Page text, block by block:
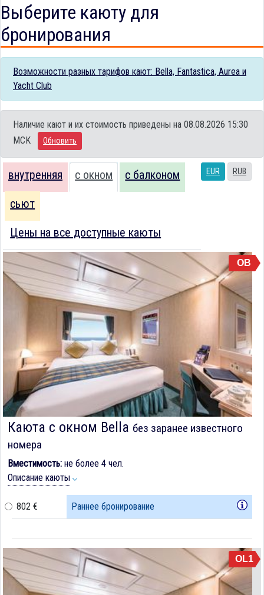
Выберите каюту для
бронирования
Возможности разных тарифов кают: Bella, Fantastica, Aurea и
Yacht Club
Наличие кают и их стоимость приведены на 08.08.2026 15:30
MCK
Обновить
EUR RUB
внутренняя с окном с балконом
сьют
Цены на все доступные каюты
OB
Каюта с окном Bella без заранее известного
номера
Вместимость: не более 4 чел.
Описание каюты
802 € Раннее бронирование
OL1